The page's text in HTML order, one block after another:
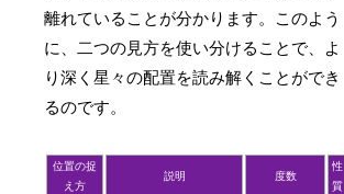
離れていることが分かります。このよう
に、二つの見方を使い分けることで、よ
り深く星々の配置を読み解くことができ
るのです。
位置の捉
え方
説明 度数
性
質